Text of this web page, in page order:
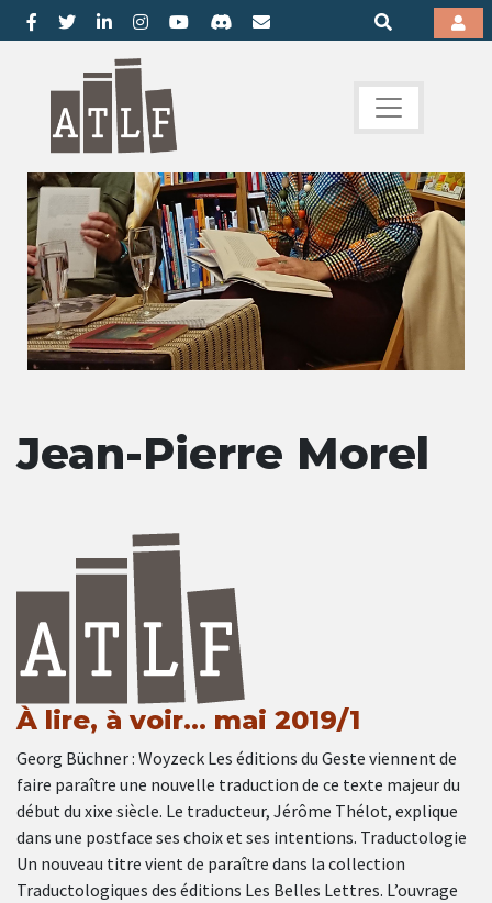
Jean-Pierre Morel
À lire, à voir… mai 2019/1
Georg Büchner : Woyzeck Les éditions du Geste viennent de
faire paraître une nouvelle traduction de ce texte majeur du
début du xixe siècle. Le traducteur, Jérôme Thélot, explique
dans une postface ses choix et ses intentions. Traductologie
Un nouveau titre vient de paraître dans la collection
Traductologiques des éditions Les Belles Lettres. L’ouvrage